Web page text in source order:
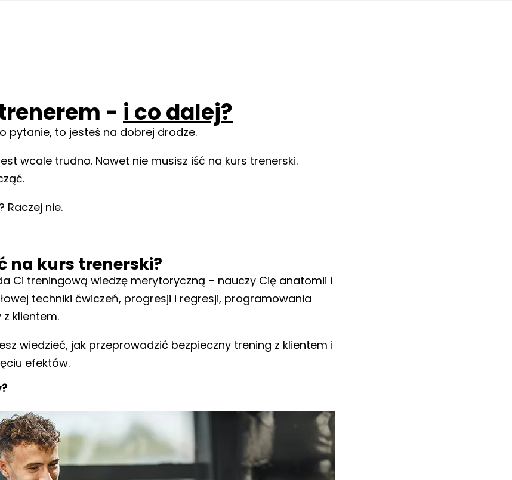
- i co dalej?
pytanie, to jesteś na dobrej drodze.
wcale trudno. Nawet nie musisz iść na kurs trenerski.
Raczej nie.
na kurs trenerski?
Ci treningową wiedzę merytoryczną – nauczy Cię anatomii i
techniki ćwiczeń, progresji i regresji, programowania
klientem.
wiedzieć, jak przeprowadzić bezpieczny trening z klientem i
efektów.